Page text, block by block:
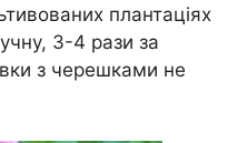
плантаціях
3-4 рази за
з черешками не